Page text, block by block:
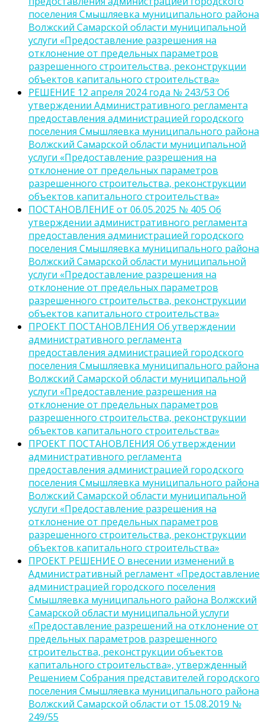
поселения Смышляевка муниципального района
Волжский Самарской области муниципальной
услуги «Предоставление разрешения на
отклонение от предельных параметров
разрешенного строительства, реконструкции
объектов капитального строительства»
РЕШЕНИЕ 12 апреля 2024 года № 243/53 Об
утверждении Административного регламента
предоставления администрацией городского
поселения Смышляевка муниципального района
Волжский Самарской области муниципальной
услуги «Предоставление разрешения на
отклонение от предельных параметров
разрешенного строительства, реконструкции
объектов капитального строительства»
ПОСТАНОВЛЕНИЕ от 06.05.2025 № 405 Об
утверждении административного регламента
предоставления администрацией городского
поселения Смышляевка муниципального района
Волжский Самарской области муниципальной
услуги «Предоставление разрешения на
отклонение от предельных параметров
разрешенного строительства, реконструкции
объектов капитального строительства»
ПРОЕКТ ПОСТАНОВЛЕНИЯ Об утверждении
административного регламента
предоставления администрацией городского
поселения Смышляевка муниципального района
Волжский Самарской области муниципальной
услуги «Предоставление разрешения на
отклонение от предельных параметров
разрешенного строительства, реконструкции
объектов капитального строительства»
ПРОЕКТ ПОСТАНОВЛЕНИЯ Об утверждении
административного регламента
предоставления администрацией городского
поселения Смышляевка муниципального района
Волжский Самарской области муниципальной
услуги «Предоставление разрешения на
отклонение от предельных параметров
разрешенного строительства, реконструкции
объектов капитального строительства»
ПРОЕКТ РЕШЕНИЕ О внесении изменений в
Административный регламент «Предоставление
администрацией городского поселения
Смышляевка муниципального района Волжский
Самарской области муниципальной услуги
«Предоставление разрешений на отклонение от
предельных параметров разрешенного
строительства, реконструкции объектов
капитального строительства», утвержденный
Решением Собрания представителей городского
поселения Смышляевка муниципального района
Волжский Самарской области от 15.08.2019 №
249/55